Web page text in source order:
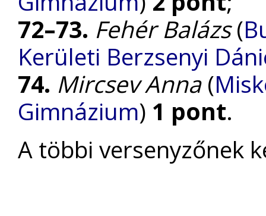
72–73. Fehér Balázs(
Kerületi Berzsenyi
74. Mircsev Anna(
Gimnázium) 1 pont.
A többi versenyzőnek